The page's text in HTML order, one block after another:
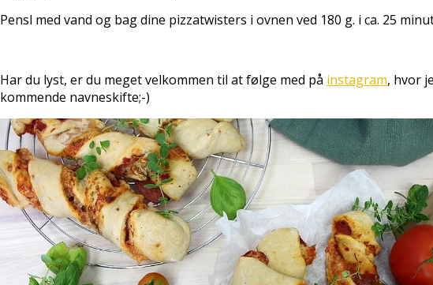
Pensl med vand og bag dine pizzatwisters i ovnen ved 180 g. i ca. 25
Har du lyst, er du meget velkommen til at følge med på instagram, hvor
kommende navneskifte;-)